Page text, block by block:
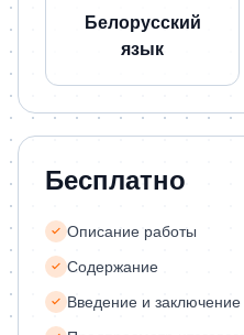
Белорусский
язык
Бесплатно
Описание работы
Содержание
Введение и заключение